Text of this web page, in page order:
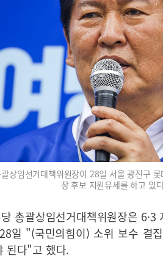
상임선거대책위원장이 28일 서울 광진구
장 후보 지원유세를 하고 있
총괄상임선거대책위원장은
일 "(국민의힘이) 소위 보수 결
된다"고 했다.